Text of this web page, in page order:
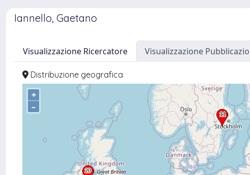
Iannello, Gaetano
Visualizzazione Ricercatore Visualizzazione
Distribuzione geografica
+
–